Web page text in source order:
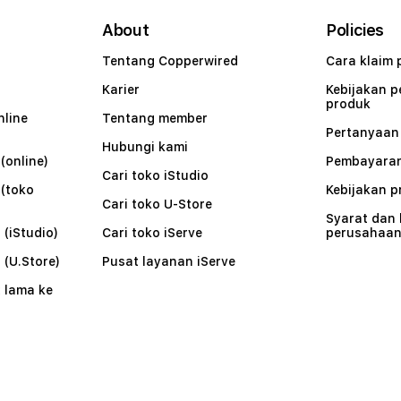
lama ke
About
Tentang Copperwired
Karier
Tentang member
Hubungi kami
Cari toko iStudio
Cari toko U-Store
Cari toko iServe
Pusat layanan iServe
Policies
Cara klaim
Kebijakan
produk
Pertanyaan
Kebijakan
Syarat dan
perusahaan